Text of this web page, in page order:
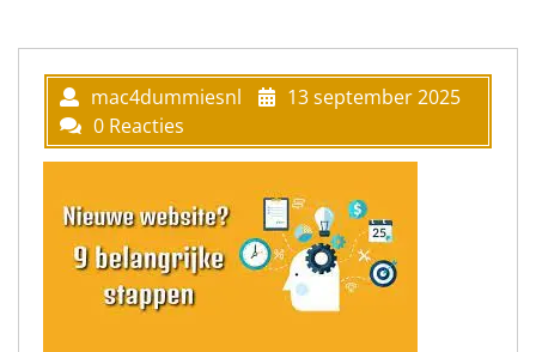
mac4dummiesnl
13 september 2025
0 Reacties